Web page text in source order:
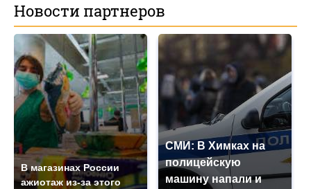
Новости партнеров
В магазинах России
ажиотаж из-за этого
СМИ: В Химках на
полицейскую
машину напали и